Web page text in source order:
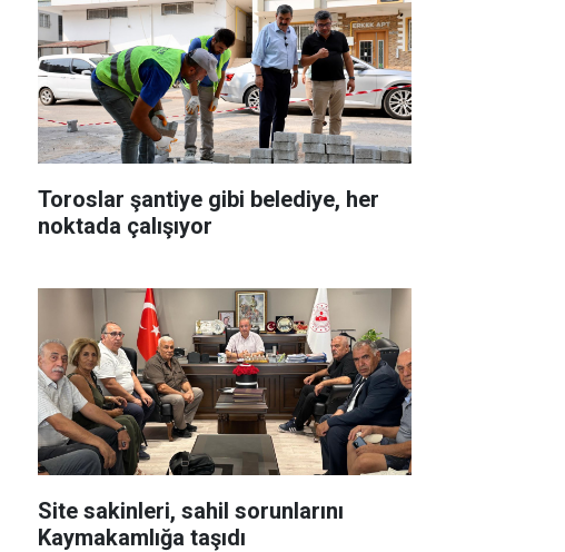
Toroslar şantiye gibi belediye, her
noktada çalışıyor
Site sakinleri, sahil sorunlarını
Kaymakamlığa taşıdı